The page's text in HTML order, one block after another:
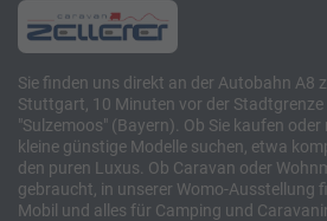
Sie finden uns direkt an der Autobahn A8
Stuttgart, 10 Minuten vor der
"Sulzemoos" (Bayern). Ob Sie kaufen
kleine günstige Modelle suchen, etwa
den puren Luxus. Ob Caravan oder
gebraucht, in unserer Womo-Ausstellung
Mobil und alles für Camping und